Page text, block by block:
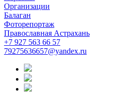
Организации
Балаган
Фоторепортаж
Православная Астрахань
+7 927 563 66 57
79275636657@yandex.ru